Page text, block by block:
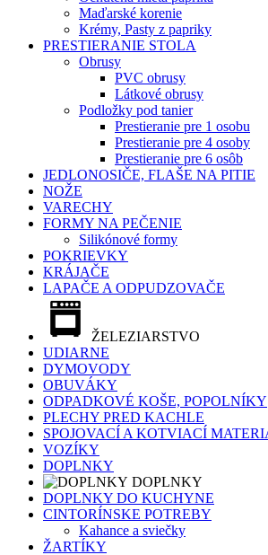
Maďarské korenie
Krémy, Pasty z papriky
PRESTIERANIE STOLA
Obrusy
PVC obrusy
Látkové obrusy
Podložky pod tanier
Prestieranie pre 1 osobu
Prestieranie pre 4 osoby
Prestieranie pre 6 osôb
JEDLONOSIČE, FLAŠE NA PITIE
NOŽE
VARECHY
FORMY NA PEČENIE
Silikónové formy
POKRIEVKY
KRÁJAČE
LAPAČE A ODPUDZOVAČE
ŽELEZIARSTVO
UDIARNE
DYMOVODY
OBUVÁKY
ODPADKOVÉ KOŠE, POPOLNÍKY
PLECHY PRED KACHLE
SPOJOVACÍ A KOTVIACÍ
VOZÍKY
DOPLNKY
DOPLNKY
DOPLNKY DO KUCHYNE
CINTORÍNSKE POTREBY
Kahance a sviečky
ŽARTÍKY